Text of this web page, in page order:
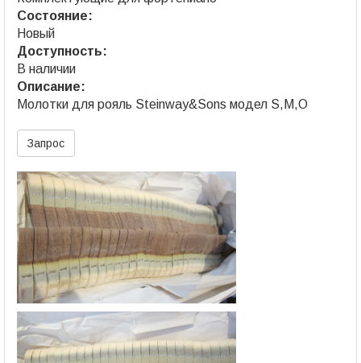
Состояние:
Новый
Доступность:
В наличии
Описание:
Молотки для рояль Steinway&Sons модел S,M,O
Запрос